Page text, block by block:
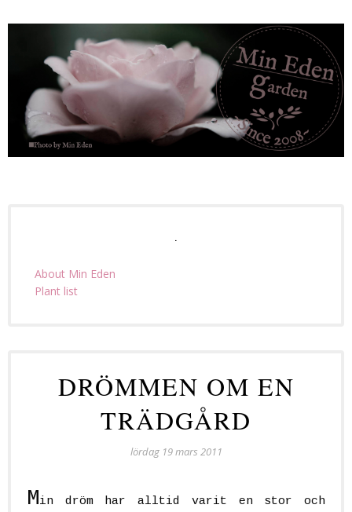
About Min Eden
Plant list
DRÖMMEN OM EN
TRÄDGÅRD
lördag 19 mars 2011
Min dröm har alltid varit en stor och